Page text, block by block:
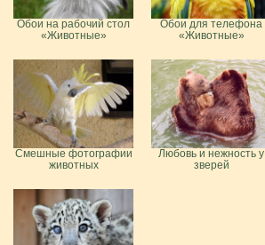
Обои на рабочий стол
«Животные»
Обои для телефона
«Животные»
Смешные фотографии
животных
Любовь и нежность у
зверей